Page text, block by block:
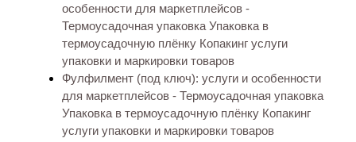
особенности для маркетплейсов -
Термоусадочная упаковка Упаковка в
термоусадочную плёнку Копакинг услуги
упаковки и маркировки товаров
Фулфилмент (под ключ): услуги и особенности
для маркетплейсов - Термоусадочная упаковка
Упаковка в термоусадочную плёнку Копакинг
услуги упаковки и маркировки товаров